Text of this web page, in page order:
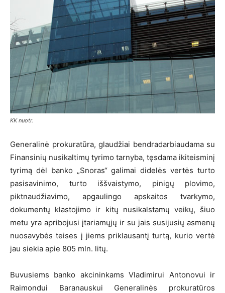
KK nuotr.
Generalinė prokuratūra, glaudžiai bendradarbiaudama su
Finansinių nusikaltimų tyrimo tarnyba, tęsdama ikiteisminį
tyrimą dėl banko „Snoras“ galimai didelės vertės turto
pasisavinimo, turto iššvaistymo, pinigų plovimo,
piktnaudžiavimo, apgaulingo apskaitos tvarkymo,
dokumentų klastojimo ir kitų nusikalstamų veikų, šiuo
metu yra apribojusi įtariamųjų ir su jais susijusių asmenų
nuosavybės teises į jiems priklausantį turtą, kurio vertė
jau siekia apie 805 mln. litų.
Buvusiems banko akcininkams Vladimirui Antonovui ir
Raimondui Baranauskui Generalinės prokuratūros